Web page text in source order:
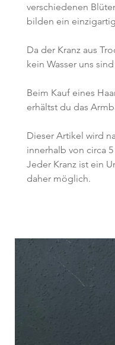
verschiedenen
bilden ein
Da der Kranz aus
kein Wasser uns
Beim Kauf eines
erhältst du das
Dieser Artikel wird
innerhalb von circa
Jeder Kranz ist ein
daher möglich.